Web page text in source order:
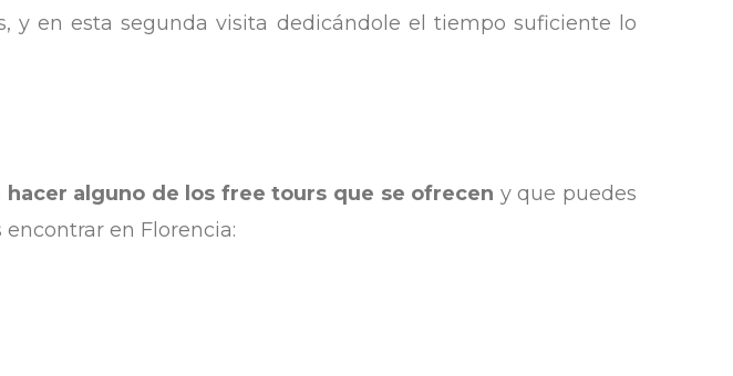
y en esta segunda visita dedicándole el tiempo suficiente lo
hacer alguno de los free tours que se ofrecen y que puedes
en Florencia: